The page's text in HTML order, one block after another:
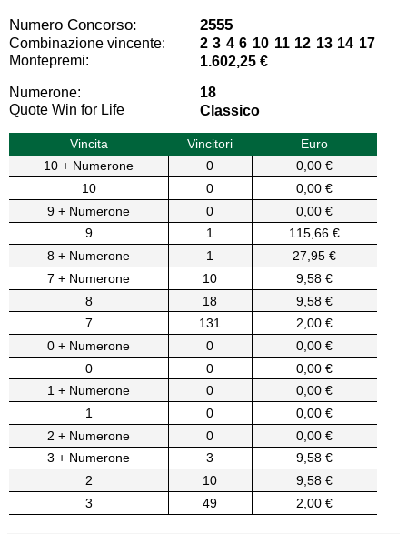
Numero Concorso: 2555
Combinazione vincente:
2 3 4 6 10 11 12 13 14 17
Montepremi:
1.602,25 €
Numerone:
18
Quote Win for Life
Classico
Vincita Vincitori
Euro
10 + Numerone
0
0,00 €
10
0
0,00 €
9 + Numerone
0
0,00 €
9
1
115,66 €
8 + Numerone
1
27,95 €
7 + Numerone
10
9,58 €
8
18
9,58 €
7
131
2,00 €
0 + Numerone
0
0,00 €
0
0
0,00 €
1 + Numerone
0
0,00 €
1
0
0,00 €
2 + Numerone
0
0,00 €
3 + Numerone
3
9,58 €
2
10
9,58 €
3
49 2,00 €